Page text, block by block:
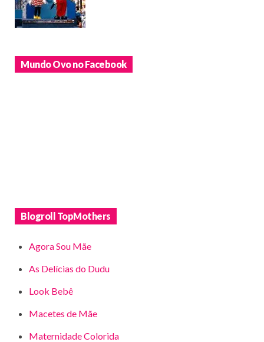
Mundo Ovo no Facebook
Blogroll TopMothers
Agora Sou Mãe
As Delícias do Dudu
Look Bebê
Macetes de Mãe
Maternidade Colorida